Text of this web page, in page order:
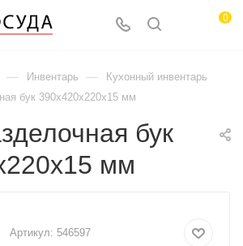
0
— Инвентарь — Кухонный инвентарь
бук 390х420х220х15 мм
бук
мм
Артикул: 546597